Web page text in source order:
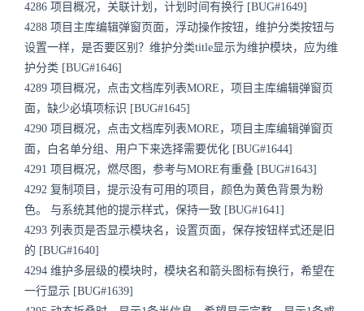
4286 项目概况，关联计划，计划时间有换行 [BUG#1649]
4288 项目主库编辑弹窗页面，浮动操作按钮，维护分类按钮与
设置一样，是否要区别？维护分类title显示为维护模块，应为维
护分类 [BUG#1646]
4289 项目概况，点击文档库列表MORE，项目主库编辑弹窗页
面，缺少必填项标识 [BUG#1645]
4290 项目概况，点击文档库列表MORE，项目主库编辑弹窗页
面，白名单分组、用户下来选择需要优化 [BUG#1644]
4291 项目概况，燃尽图，参考与MORE有重叠 [BUG#1643]
4292 复制项目，提示没有可用的项目，颜色为黄色背景为粉
色。 与系统其他的提示样式，保持一致 [BUG#1641]
4293 列表页是否显示模块名，设置页面，保存按钮样式还是旧
的 [BUG#1640]
4294 维护多层级的模块时，模块名和箭头图标有换行，希望在
一行显示 [BUG#1639]